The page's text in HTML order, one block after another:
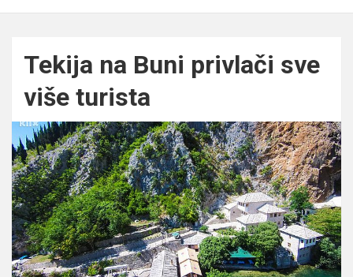
Tekija na Buni privlači sve
više turista